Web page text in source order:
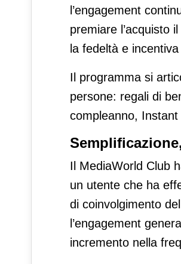
l’engagement
premiare l’acquisto
la fedeltà e
Il programma si
persone: regali di
compleanno,
Il MediaWorld Club
un utente che ha
di coinvolgimento del
l’engagement
incremento nella